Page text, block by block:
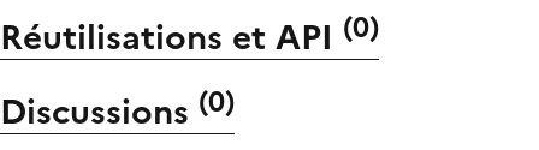
Réutilisations et API (0)
Discussions (0)